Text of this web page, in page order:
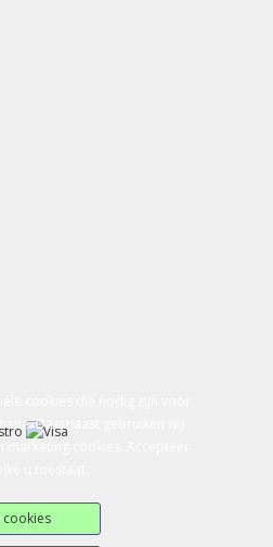
Daarnaast gebruiken wij
cookies